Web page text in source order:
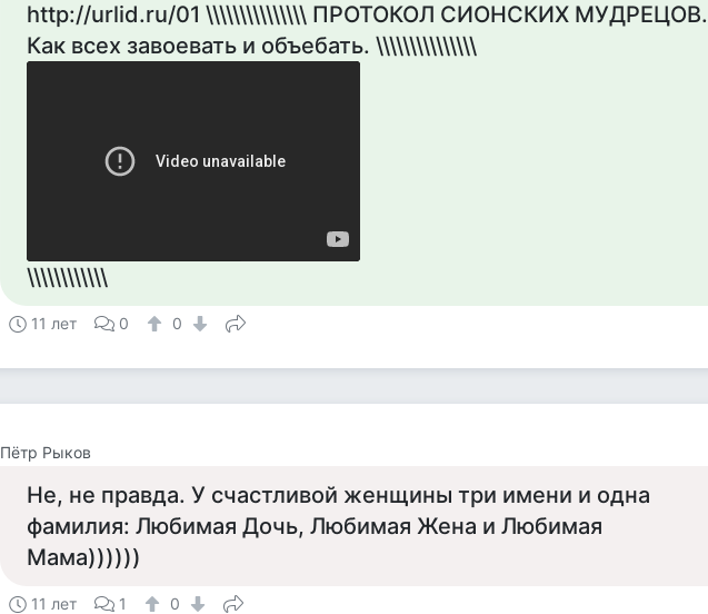
http://urlid.ru/01 \\\\\\\\\\\\\\\ ПРОТОКОЛ СИОНСКИХ МУДРЕЦОВ.
Как всех завоевать и объебать. \\\\\\\\\\\\\\\
\\\\\\\\\\\\
11 лет 0 0
Пётр Рыков
Не, не правда. У счастливой женщины три имени и одна
фамилия: Любимая Дочь, Любимая Жена и Любимая
Мама))))))
11 лет 1 0